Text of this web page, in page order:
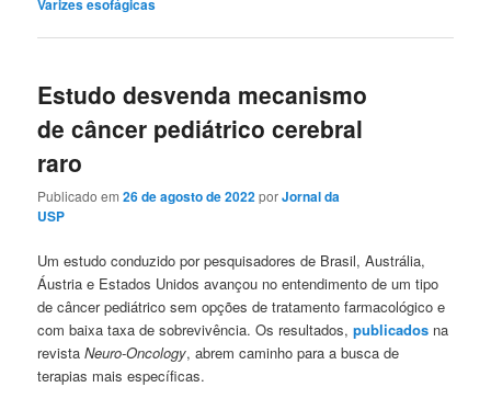
Estudo desvenda mecanismo
de câncer pediátrico cerebral
raro
Publicado em26 de agosto de 2022porJornal da
USP
Um estudo conduzido por pesquisadores de Brasil, Austrália,
Áustria e Estados Unidos avançou no entendimento de um tipo
de câncer pediátrico sem opções de tratamento farmacológico e
com baixa taxa de sobrevivência. Os resultados,publicados na
revistaNeuro-Oncology, abrem caminho para a busca de
terapias mais específicas.